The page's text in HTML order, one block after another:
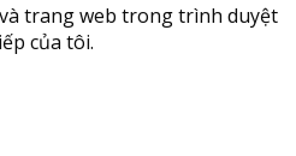
trang web trong trình duyệt
của tôi.